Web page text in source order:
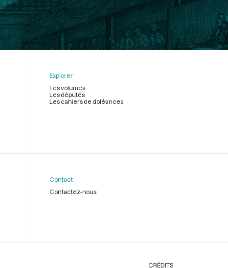
Explorer
Les volumes
Les députés
Les cahiers de doléances
Contact
Contactez-nous
CRÉDITS